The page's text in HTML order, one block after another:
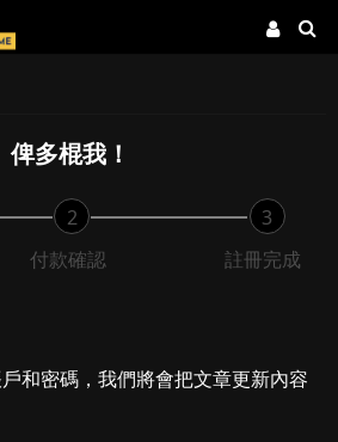
俾多棍我！
2
付款確認
3
註冊完成
和密碼，我們將會把文章更新內容